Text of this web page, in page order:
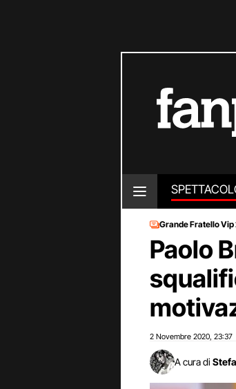
Grande Fratello
Paolo
2 Novembre 2020 23:37
A cura di